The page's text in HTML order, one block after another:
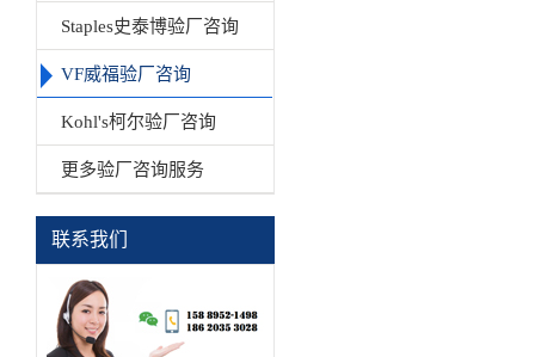
Staples史泰博验厂咨询
VF威福验厂咨询
Kohl's柯尔验厂咨询
更多验厂咨询服务
联系我们